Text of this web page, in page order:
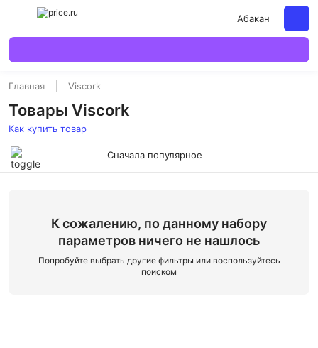
Абакан
Главная Viscork
Товары Viscork
Как купить товар
Сначала популярное
К сожалению, по данному набору
параметров ничего не нашлось
Попробуйте выбрать другие фильтры или воспользуйтесь
поиском